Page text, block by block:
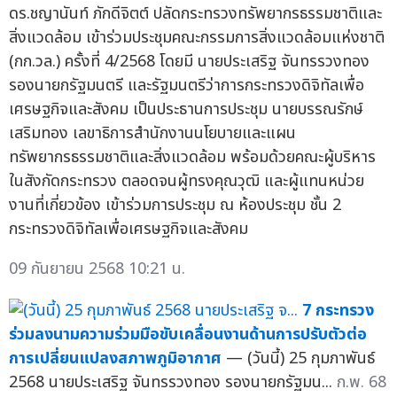
ดร.ชญานันท์ ภักดีจิตต์ ปลัดกระทรวงทรัพยากรธรรมชาติและ
สิ่งแวดล้อม เข้าร่วมประชุมคณะกรรมการสิ่งแวดล้อมแห่งชาติ
(กก.วล.) ครั้งที่ 4/2568 โดยมี นายประเสริฐ จันทรรวงทอง
รองนายกรัฐมนตรี และรัฐมนตรีว่าการกระทรวงดิจิทัลเพื่อ
เศรษฐกิจและสังคม เป็นประธานการประชุม นายบรรณรักษ์
เสริมทอง เลขาธิการสำนักงานนโยบายและแผน
ทรัพยากรธรรมชาติและสิ่งแวดล้อม พร้อมด้วยคณะผู้บริหาร
ในสังกัดกระทรวง ตลอดจนผู้ทรงคุณวุฒิ และผู้แทนหน่วย
งานที่เกี่ยวข้อง เข้าร่วมการประชุม ณ ห้องประชุม ชั้น 2
กระทรวงดิจิทัลเพื่อเศรษฐกิจและสังคม
09 กันยายน 2568 10:21 น.
7 กระทรวง
ร่วมลงนามความร่วมมือขับเคลื่อนงานด้านการปรับตัวต่อ
การเปลี่ยนแปลงสภาพภูมิอากาศ — (วันนี้) 25 กุมภาพันธ์
2568 นายประเสริฐ จันทรรวงทอง รองนายกรัฐมน... ก.พ. 68